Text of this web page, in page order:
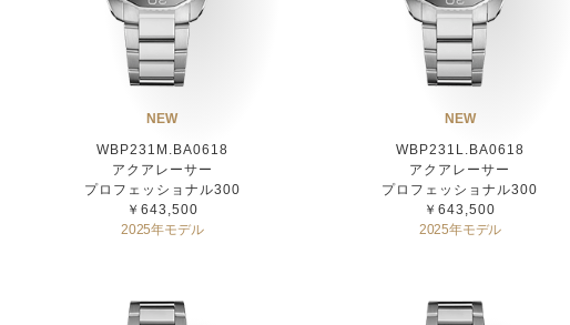
NEW
WBP231M.BA0618
アクアレーサー
プロフェッショナル300
￥643,500
2025年モデル
NEW
WBP231L.BA0618
アクアレーサー
プロフェッショナル300
￥643,500
2025年モデル